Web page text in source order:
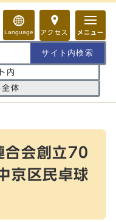
Language アクセス メニュー
内
体
合会創立70
京区民卓球